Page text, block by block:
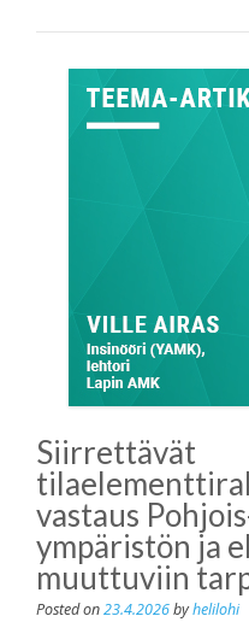
Siirrettävät
vastaus
ympäristön ja
muuttuviin
Posted on23.4.2026byhelilohi